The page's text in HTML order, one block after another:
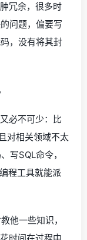
冗余，很多时
问题，偏要写
，没有将其封
必不可少：比
对相关领域不太
写SQL命令，
程工具就能派
他一些知识，